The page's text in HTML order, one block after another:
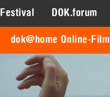
dok@home Online-
Festival DOK.forum